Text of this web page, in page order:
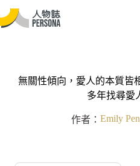
無關性傾向，愛人的本質皆
多年找尋愛
作者： Emily